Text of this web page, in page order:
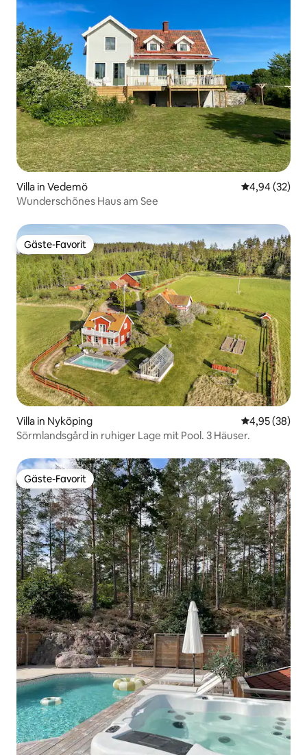
Villa in Vedemö
4,94 (32)
Wunderschönes Haus am See
Gäste-Favorit
Gäste-Favorit
Villa in Nyköping
4,95 (38)
Sörmlandsgård in ruhiger Lage mit Pool. 3 Häuser.
Gäste-Favorit
Gäste-Favorit